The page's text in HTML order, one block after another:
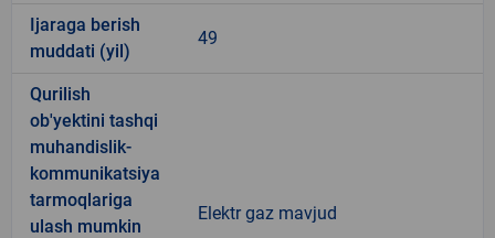
Ijaraga berish
muddati (yil)
49
Qurilish
ob'yektini tashqi
muhandislik-
kommunikatsiya
tarmoqlariga
ulash mumkin
Elektr gaz mavjud